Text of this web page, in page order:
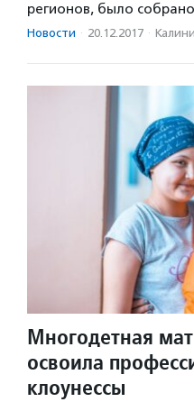
регионов, было
Новости · 20.12.2017 ·
Многодетная
освоила
клоунессы